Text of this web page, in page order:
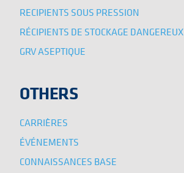
RECIPIENTS SOUS PRESSION
RÉCIPIENTS DE STOCKAGE DANGEREUX
GRV ASEPTIQUE
OTHERS
CARRIÈRES
ÉVÉNEMENTS
CONNAISSANCES BASE